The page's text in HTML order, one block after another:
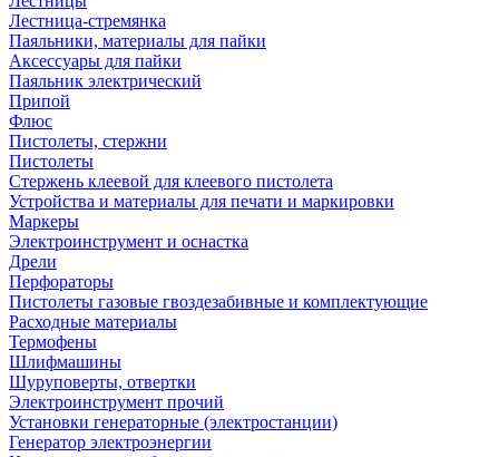
Лестница-стремянка
Паяльники, материалы для пайки
Аксессуары для пайки
Паяльник электрический
Припой
Флюс
Пистолеты, стержни
Пистолеты
Стержень клеевой для клеевого пистолета
Устройства и материалы для печати и маркировки
Маркеры
Электроинструмент и оснастка
Дрели
Перфораторы
Пистолеты газовые гвоздезабивные и комплектующие
Расходные материалы
Термофены
Шлифмашины
Шуруповерты, отвертки
Электроинструмент прочий
Установки генераторные (электростанции)
Генератор электроэнергии